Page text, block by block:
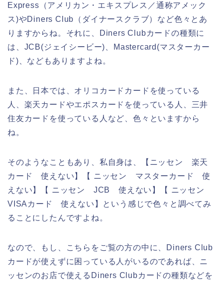
Express（アメリカン・エキスプレス／通称アメック
ス)やDiners Club（ダイナースクラブ）など色々とあ
りますからね。それに、Diners Clubカードの種類に
は、JCB(ジェイシービー)、Mastercard(マスターカー
ド)、などもありますよね。
また、日本では、オリコカードカードを使っている
人、楽天カードやエポスカードを使っている人、三井
住友カードを使っている人など、色々といますから
ね。
そのようなこともあり、私自身は、【ニッセン 楽天
カード 使えない】【 ニッセン マスターカード 使
えない】【 ニッセン JCB 使えない】【 ニッセン
VISAカード 使えない】という感じで色々と調べてみ
ることにしたんですよね。
なので、もし、こちらをご覧の方の中に、Diners Club
カードが使えずに困っている人がいるのであれば、ニ
ッセンのお店で使えるDiners Clubカードの種類などを